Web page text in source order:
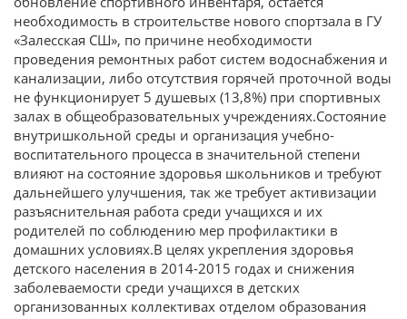
необходимость в строительстве нового спортзала в ГУ
«Залесская СШ», по причине необходимости
проведения ремонтных работ систем водоснабжения и
канализации, либо отсутствия горячей проточной воды
не функционирует 5 душевых (13,8%) при спортивных
залах в общеобразовательных учреждениях.Состояние
внутришкольной среды и организация учебно-
воспитательного процесса в значительной степени
влияют на состояние здоровья школьников и требуют
дальнейшего улучшения, так же требует активизации
разъяснительная работа среди учащихся и их
родителей по соблюдению мер профилактики в
домашних условиях.В целях укрепления здоровья
детского населения в 2014-2015 годах и снижения
заболеваемости среди учащихся в детских
организованных коллективах отделом образования